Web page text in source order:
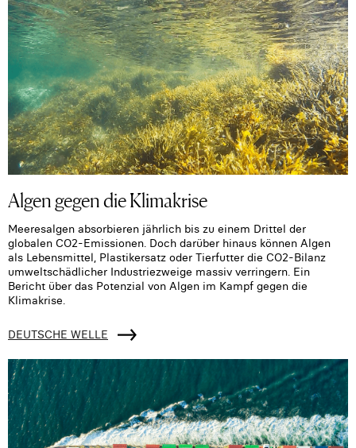
Algen gegen die Klimakrise
Meeresalgen absorbieren jährlich bis zu einem Drittel der
globalen CO2-Emissionen. Doch darüber hinaus können Algen
als Lebensmittel, Plastikersatz oder Tierfutter die CO2-Bilanz
umweltschädlicher Industriezweige massiv verringern. Ein
Bericht über das Potenzial von Algen im Kampf gegen die
Klimakrise.
DEUTSCHE WELLE